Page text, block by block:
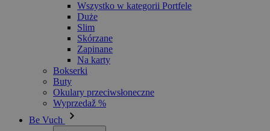
Wszystko w kategorii Portfele
Duże
Slim
Skórzane
Zapinane
Na karty
Bokserki
Buty
Okulary przeciwsłoneczne
Wyprzedaž %
Be Vuch